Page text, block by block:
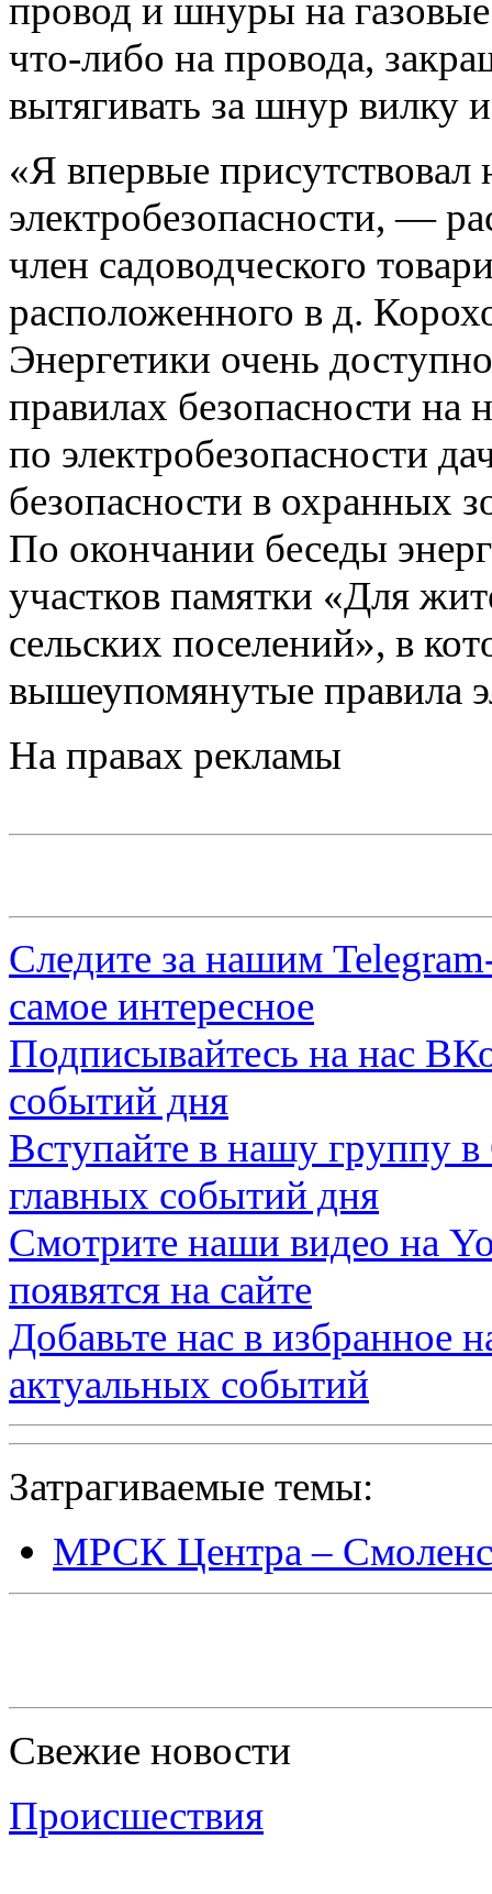
провод и шнуры на
что-либо на провода,
вытягивать за шнур вилку
«Я впервые присутствовал
электробезопасности, —
член садоводческого
расположенного в д.
Энергетики очень
правилах безопасности на
по электробезопасности
безопасности в охранных
По окончании беседы
участков памятки «Для
сельских поселений», в
вышеупомянутые правила
На правах рекламы
Следите за нашим
самое интересное
Подписывайтесь на нас
событий дня
Вступайте в нашу группу в
главных событий дня
Смотрите наши видео на
появятся на сайте
Добавьте нас в избранное
актуальных событий
Затрагиваемые темы:
МРСК Центра –
Свежие новости
Происшествия